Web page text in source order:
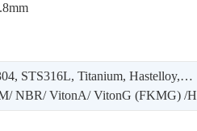
STS316L, Titanium, Hastelloy,…
NBR/ VitonA/ VitonG (FKMG) /